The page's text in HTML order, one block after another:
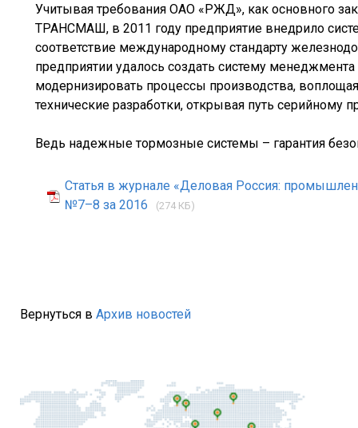
Учитывая требования ОАО «РЖД», как основного
ТРАНСМАШ, в 2011 году предприятие внедрило
соответствие международному стандарту
предприятии удалось создать систему
модернизировать процессы производства,
технические разработки, открывая путь серийному
Ведь надежные тормозные системы – гарантия
Статья в журнале «Деловая Россия:
№7–8 за 2016
(274 КБ)
Вернуться в Архив новостей